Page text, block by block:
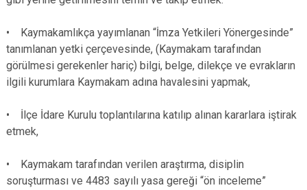
Çatalca
Esenler
Eyüpsultan
Şile
Silivri
Şişli
Esenyurt
Sancaktepe
Sultangazi
• Kaymakamlıkça yayımlanan “İmza Yetkileri Yönergesinde”
tanımlanan yetki çerçevesinde, (Kaymakam tarafından
görülmesi gerekenler hariç) bilgi, belge, dilekçe ve evrakların
ilgili kurumlara Kaymakam adına havalesini yapmak,
• İlçe İdare Kurulu toplantılarına katılıp alınan kararlara iştirak
etmek,
• Kaymakam tarafından verilen araştırma, disiplin
soruşturması ve 4483 sayılı yasa gereği “ön inceleme”